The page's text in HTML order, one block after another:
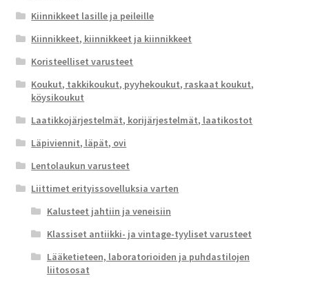
Kiinnikkeet lasille ja peileille
Kiinnikkeet, kiinnikkeet ja kiinnikkeet
Koristeelliset varusteet
Koukut, takkikoukut, pyyhekoukut, raskaat koukut,
köysikoukut
Laatikkojärjestelmät, korijärjestelmät, laatikostot
Läpiviennit, läpät, ovi
Lentolaukun varusteet
Liittimet erityissovelluksia varten
Kalusteet jahtiin ja veneisiin
Klassiset antiikki- ja vintage-tyyliset varusteet
Lääketieteen, laboratorioiden ja puhdastilojen
liitososat